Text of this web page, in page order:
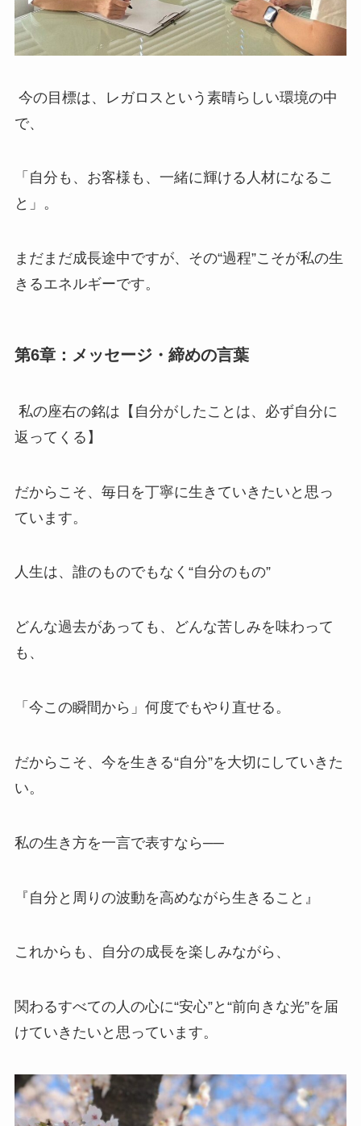
今の目標は、レガロスという素晴らしい環境の中
で、
「自分も、お客様も、一緒に輝ける人材になるこ
と」。
まだまだ成長途中ですが、その“過程”こそが私の生
きるエネルギーです。
第6章：メッセージ・締めの言葉
私の座右の銘は【自分がしたことは、必ず自分に
返ってくる】
だからこそ、毎日を丁寧に生きていきたいと思っ
ています。
人生は、誰のものでもなく“自分のもの”
どんな過去があっても、どんな苦しみを味わって
も、
「今この瞬間から」何度でもやり直せる。
だからこそ、今を生きる“自分”を大切にしていきた
い。
私の生き方を一言で表すなら──
『自分と周りの波動を高めながら生きること』
これからも、自分の成長を楽しみながら、
関わるすべての人の心に“安心”と“前向きな光”を届
けていきたいと思っています。